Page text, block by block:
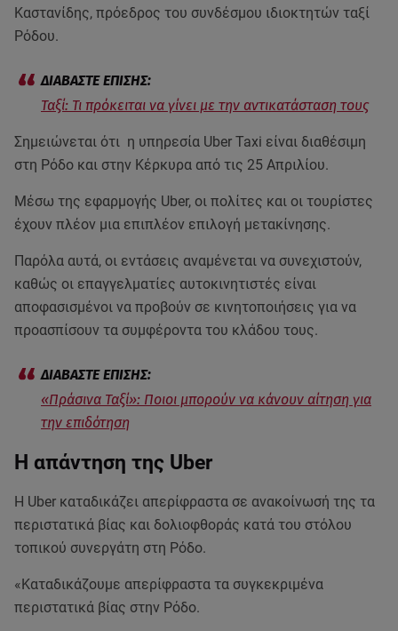
Καστανίδης, πρόεδρος του συνδέσμου ιδιοκτητών ταξί
Ρόδου.
Ταξί: Τι πρόκειται να γίνει με την αντικατάσταση τους
Σημειώνεται ότι η υπηρεσία Uber Taxi είναι διαθέσιμη
στη Ρόδο και στην Κέρκυρα από τις 25 Απριλίου.
Μέσω της εφαρμογής Uber, οι πολίτες και οι τουρίστες
έχουν πλέον μια επιπλέον επιλογή μετακίνησης.
Παρόλα αυτά, οι εντάσεις αναμένεται να συνεχιστούν,
καθώς οι επαγγελματίες αυτοκινητιστές είναι
αποφασισμένοι να προβούν σε κινητοποιήσεις για να
προασπίσουν τα συμφέροντα του κλάδου τους.
«Πράσινα Ταξί»: Ποιοι μπορούν να κάνουν αίτηση για
την επιδότηση
Η απάντηση της Uber
Η Uber καταδικάζει απερίφραστα σε ανακοίνωσή της τα
περιστατικά βίας και δολιοφθοράς κατά του στόλου
τοπικού συνεργάτη στη Ρόδο.
«Καταδικάζουμε απερίφραστα τα συγκεκριμένα
περιστατικά βίας στην Ρόδο.